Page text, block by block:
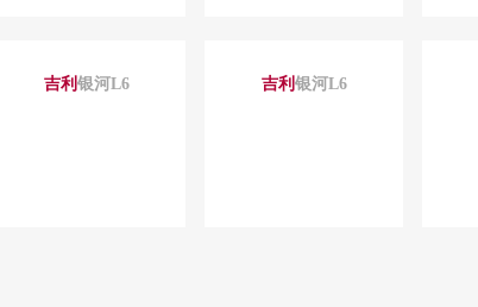
吉利 银河L6 吉利 银河L6